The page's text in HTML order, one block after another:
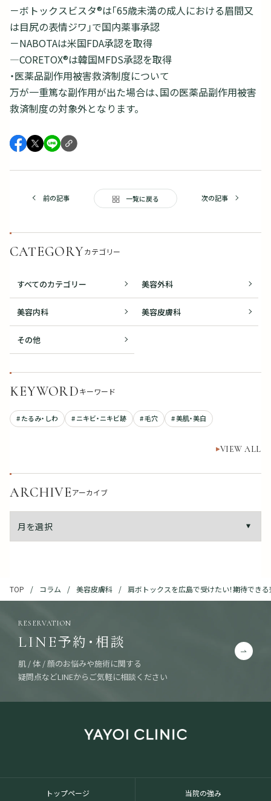
－ボトックスビスタ®は「65歳未満の成人における眉間又
は目尻の表情ジワ」で国内薬事承認
－NABOTAは米国FDA承認を取得
―CORETOX®は韓国MFDS承認を取得
・医薬品副作用被害救済制度について
万が一重篤な副作用が出た場合は、国の医薬品副作用被害
救済制度の対象外となります。
前の記事 一覧に戻る 次の記事
CATEGORYカテゴリー
すべてのカテゴリー 美容外科
美容内科 美容皮膚科
その他
KEYWORDキーワード
# たるみ・しわ # ニキビ・ニキビ跡 # 毛穴 # 美肌・美白
VIEW ALL
ARCHIVEアーカイブ
TOP コラム 美容皮膚科 肩ボトックスを広島で受けたい！期待でき
LINE予約・相談
RESERVATION
肌 / 体 / 顔のお悩みや施術に関する
疑問点などLINEからご気軽に相談ください
トップページ 当院の強み